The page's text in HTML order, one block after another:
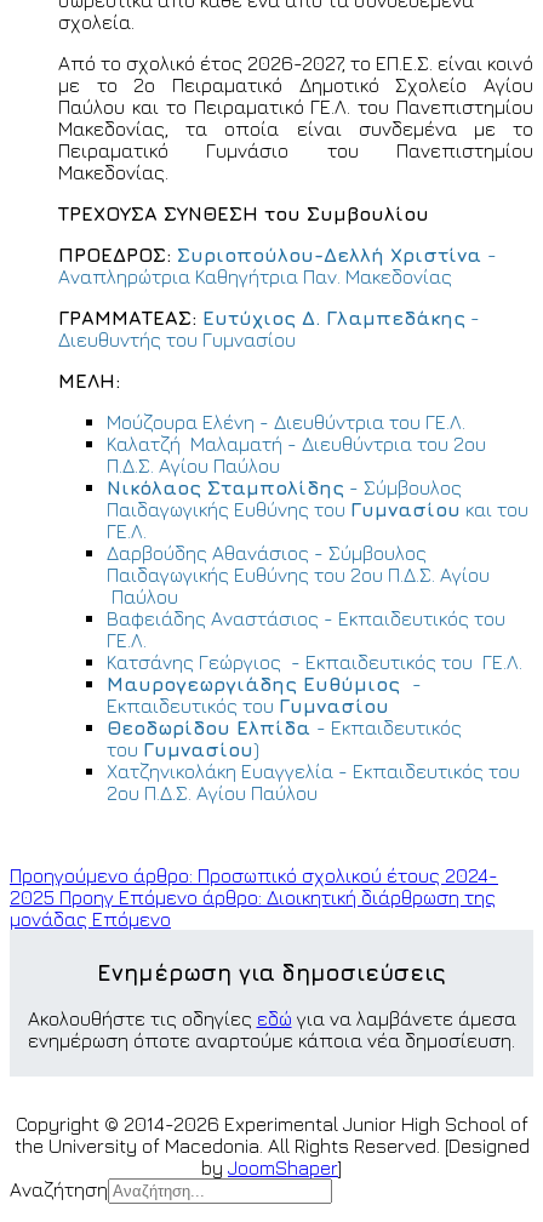
σχολεία.
Από το σχολικό έτος 2026-2027, το ΕΠ.Ε.Σ. είναι κοινό
με το 2ο Πειραματικό Δημοτικό Σχολείο Αγίου
Παύλου και το Πειραματικό ΓΕ.Λ. του Πανεπιστημίου
Μακεδονίας, τα οποία είναι συνδεμένα με το
Πειραματικό Γυμνάσιο του Πανεπιστημίου
Μακεδονίας.
ΤΡΕΧΟΥΣΑ ΣΥΝΘΕΣΗ του Συμβουλίου
ΠΡΟΕΔΡΟΣ: Συριοπούλου-Δελλή Χριστίνα -
Αναπληρώτρια Καθηγήτρια Παν. Μακεδονίας
ΓΡΑΜΜΑΤΕΑΣ: Ευτύχιος Δ. Γλαμπεδάκης -
Διευθυντής του Γυμνασίου
ΜΕΛΗ:
Μούζουρα Ελένη - Διευθύντρια του ΓΕ.Λ.
Καλατζή Μαλαματή - Διευθύντρια του 2ου
Π.Δ.Σ. Αγίου Παύλου
Νικόλαος Σταμπολίδης - Σύμβουλος
Παιδαγωγικής Ευθύνης του Γυμνασίου και του
ΓΕ.Λ.
Δαρβούδης Αθανάσιος - Σύμβουλος
Παιδαγωγικής Ευθύνης του 2ου Π.Δ.Σ. Αγίου
Παύλου
Βαφειάδης Αναστάσιος - Εκπαιδευτικός του
ΓΕ.Λ.
Κατσάνης Γεώργιος - Εκπαιδευτικός του ΓΕ.Λ.
Μαυρογεωργιάδης Ευθύμιος -
Εκπαιδευτικός του Γυμνασίου
Θεοδωρίδου Ελπίδα - Εκπαιδευτικός
του Γυμνασίου)
Χατζηνικολάκη Ευαγγελία - Εκπαιδευτικός του
2ου Π.Δ.Σ. Αγίου Παύλου
Προηγούμενο άρθρο: Προσωπικό σχολικού έτους 2024-
2025 Προηγ Επόμενο άρθρο: Διοικητική διάρθρωση της
μονάδας Επόμενο
Ενημέρωση για δημοσιεύσεις
Ακολουθήστε τις οδηγίες εδώ για να λαμβάνετε άμεσα
ενημέρωση όποτε αναρτούμε κάποια νέα δημοσίευση.
Copyright © 2014-2026 Experimental Junior High School of
the University of Macedonia. All Rights Reserved. [Designed
by JoomShaper]
Αναζήτηση